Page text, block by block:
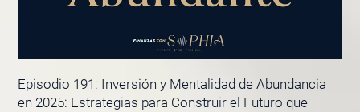
Episodio 191: Inversión y Mentalidad de Abundancia
en 2025: Estrategias para Construir el Futuro que